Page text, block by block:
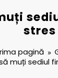
stres
pagină
muți sediul